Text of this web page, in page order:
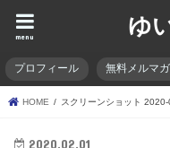
ゆ
menu
プロフィール 無料メルマガ
HOME スクリーンショット
2020.02.01